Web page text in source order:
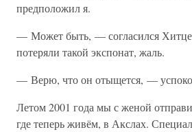
предположил я.
— Может быть, — согласился
потеряли такой экспонат, жаль.
— Верю, что он отыщется, —
Летом 2001 года мы с женой
где теперь живём, в Акслах.